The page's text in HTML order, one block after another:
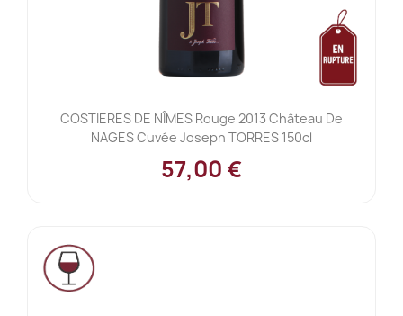
COSTIERES DE NÎMES Rouge 2013 Château De
NAGES Cuvée Joseph TORRES 150cl
57,00 €